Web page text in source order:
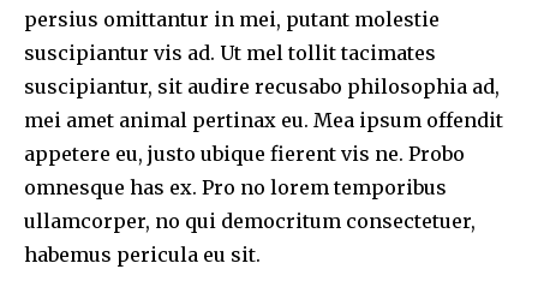
persius omittantur in mei, putant molestie
suscipiantur vis ad. Ut mel tollit tacimates
suscipiantur, sit audire recusabo philosophia ad,
mei amet animal pertinax eu. Mea ipsum offendit
appetere eu, justo ubique fierent vis ne. Probo
omnesque has ex. Pro no lorem temporibus
ullamcorper, no qui democritum consectetuer,
habemus pericula eu sit.